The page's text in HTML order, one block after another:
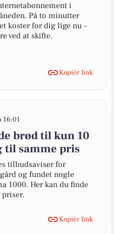
i
På to minutter
koster for dig lige nu –
ved at skifte.
Kopiér link
16:01
brød til kun 10
til samme pris
tilbudsaviser for
og fundet nogle
1000. Her kan du finde
Kopiér link